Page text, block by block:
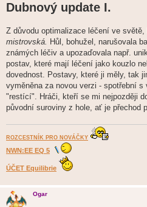
í
s
v
e
Dubnový update I.
Z důvodu optimalizace léčení ve světě,
mistrovská. Hůl, bohužel, narušovala
známých léčiv a upozaďovala např.
postav, které mají léčení jako kouzlo
dovednost. Postavy, které ji měly, tak
vyměněna za novou verzi - spotřební
"restící". Hráči, kteří se mi nejpozději
původní suroviny z hole, ať je přechod
ROZCESTNÍK PRO NOVÁČKY
NWN:EE EQ 5
ÚČET Equilibrie
Ogar